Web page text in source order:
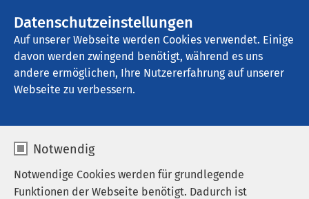
Datenschutzeinstellungen
Auf unserer Webseite werden Cookies verwendet. Einige
davon werden zwingend benötigt, während es uns
andere ermöglichen, Ihre Nutzererfahrung auf unserer
Webseite zu verbessern.
Notwendig
Notwendige Cookies werden für grundlegende
Funktionen der Webseite benötigt. Dadurch ist
Kindertagesstätte "Morgenstern"